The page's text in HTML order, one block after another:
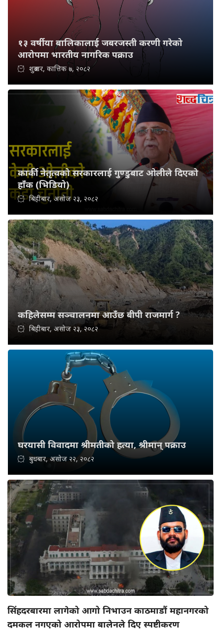
१३ वर्षीया बालिकालाई जबरजस्ती करणी गरेको
आरोपमा भारतीय नागरिक पक्राउ
शुक्रबार, कात्तिक ७, २०८२
कार्की नेतृत्वको सरकारलाई गुण्डुबाट ओलीले दिएको
हाँक (भिडियो)
बिहीबार, असोज २३, २०८२
कहिलेसम्म सञ्चालनमा आउँछ बीपी राजमार्ग ?
बिहीबार, असोज २३, २०८२
घरयासी विवादमा श्रीमतीको हत्या, श्रीमान् पक्राउ
बुधबार, असोज २२, २०८२
सिंहदरबारमा लागेको आगो निभाउन काठमाडौं महानगरको
दमकल नगएको आरोपमा बालेनले दिए स्पष्टीकरण